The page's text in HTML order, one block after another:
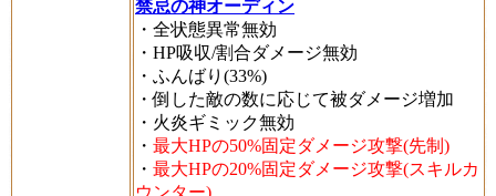
禁忌の神オーディン
・全状態異常無効
・HP吸収/割合ダメージ無効
・ふんばり(33%)
・倒した敵の数に応じて被ダメージ増加
・火炎ギミック無効
・ 最大HPの50%固定ダメージ攻撃(先制)
・ 最大HPの20%固定ダメージ攻撃(スキルカ